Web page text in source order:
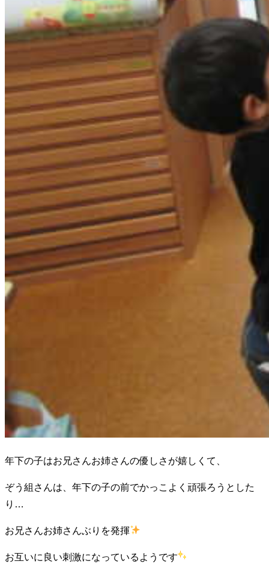
年下の子はお兄さんお姉さんの優しさが嬉しくて、
ぞう組さんは、年下の子の前でかっこよく頑張ろうとした
り…
お兄さんお姉さんぶりを発揮
お互いに良い刺激になっているようです